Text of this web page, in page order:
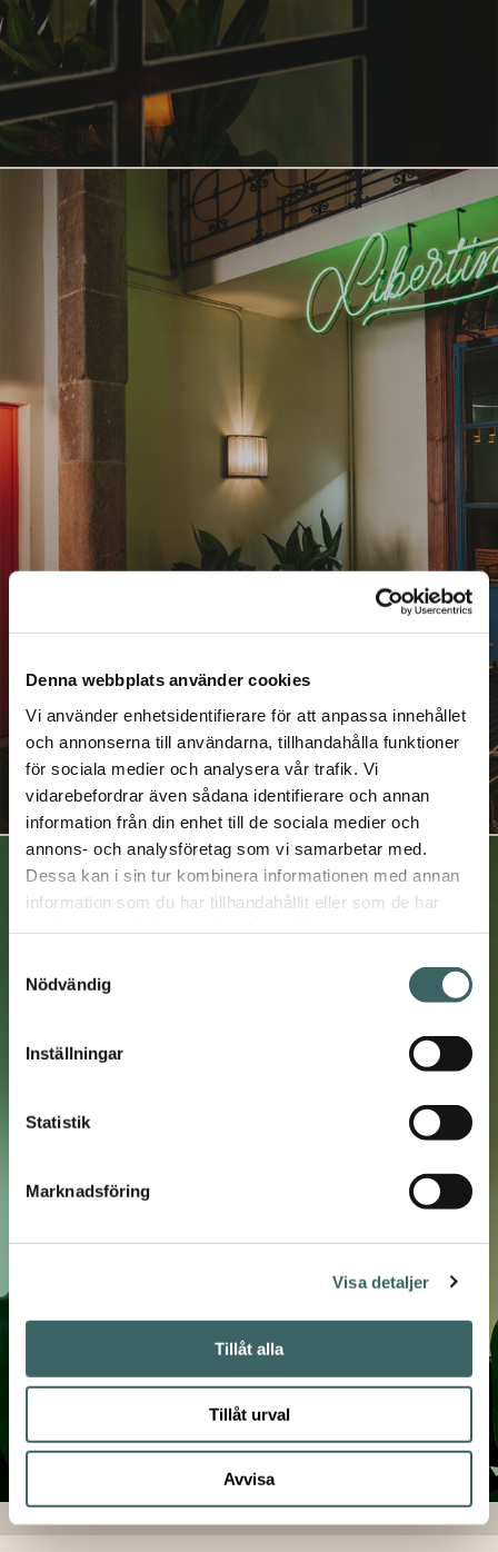
Denna webbplats använder cookies
Vi använder enhetsidentifierare för att anpassa innehållet
och annonserna till användarna, tillhandahålla funktioner
för sociala medier och analysera vår trafik. Vi
vidarebefordrar även sådana identifierare och annan
information från din enhet till de sociala medier och
annons- och analysföretag som vi samarbetar med.
Dessa kan i sin tur kombinera informationen med annan
information som du har tillhandahållit eller som de har
Nödvändig
Inställningar
Statistik
Marknadsföring
Visa detaljer
Tillåt alla
Tillåt urval
Avvisa
Prenumerera på våra utskick
Vill du få inbjudningar till våra events och
någon fin produktnyhet – allt levererat direkt till
din mailkorg? Såklart du vill! Fyll bara i din e-
helst avregistrera dig, ifall du nu skulle ångra
E-
post *
Jag samtycker till att ni behandlar mina
Prenumerera